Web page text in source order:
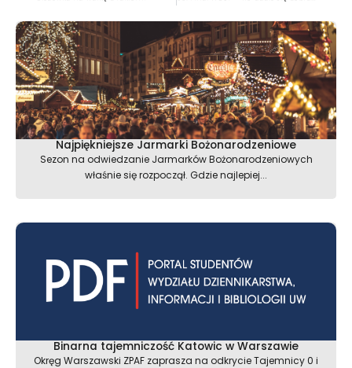
Najpiękniejsze Jarmarki Bożonarodzeniowe
Sezon na odwiedzanie Jarmarków Bożonarodzeniowych
właśnie się rozpoczął. Gdzie najlepiej...
Binarna tajemniczość Katowic w Warszawie
Okręg Warszawski ZPAF zaprasza na odkrycie Tajemnicy 0 i